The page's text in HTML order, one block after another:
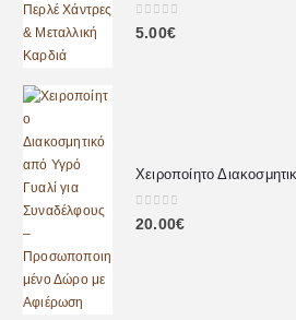
0 out of 5
5.00€
0out of 5
20.00€